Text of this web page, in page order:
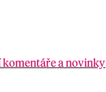
komentáře a novinky